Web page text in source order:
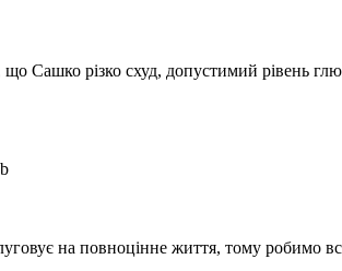
що Сашко різко схуд, допустимий рівень
на повноцінне життя, тому робимо